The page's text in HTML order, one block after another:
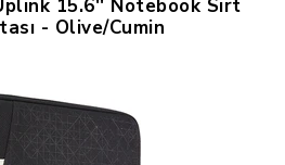
15.6'' Notebook Sırt
- Olive/Cumin